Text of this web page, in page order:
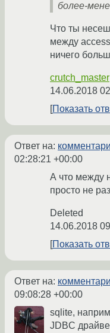
более-
Что ты
между
ничего
crutch_master
14.06.2018
Показать
Ответ на:
02:28:21 +00:00
А что между
просто не
Deleted
14.06.2018
Показать
Ответ на:
09:08:28 +00:00
sqlite,
JDBC